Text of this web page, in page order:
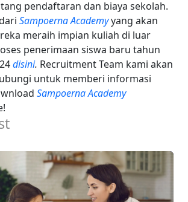
pendaftaran dan biaya sekolah.
Sampoerna Academyyang akan
meraih impian kuliah di luar
penerimaan siswa baru tahun
disini. Recruitment Team kami akan
untuk memberi informasi
Sampoerna Academy